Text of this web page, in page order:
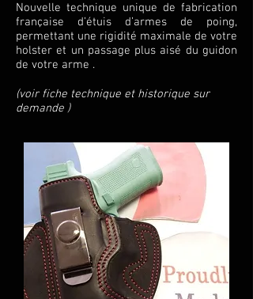
Nouvelle technique unique de fabrication
française d’étuis d’armes de poing,
permettant une rigidité maximale de votre
holster et un passage plus aisé du guidon
de votre arme .
(voir fiche technique et historique sur
demande )